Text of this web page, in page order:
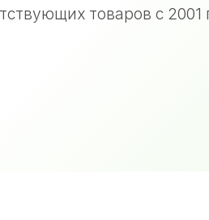
товаров с 2001